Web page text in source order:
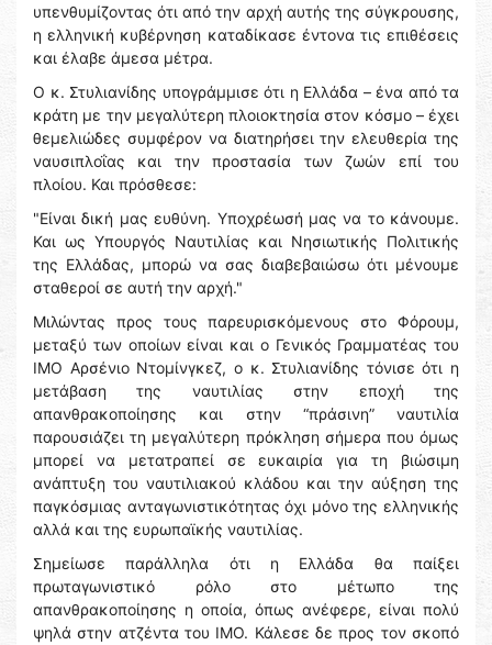
υπενθυμίζοντας ότι από την αρχή αυτής της σύγκρουσης,
η ελληνική κυβέρνηση καταδίκασε έντονα τις επιθέσεις
και έλαβε άμεσα μέτρα.
Ο κ. Στυλιανίδης υπογράμμισε ότι η Ελλάδα – ένα από τα
κράτη με την μεγαλύτερη πλοιοκτησία στον κόσμο – έχει
θεμελιώδες συμφέρον να διατηρήσει την ελευθερία της
ναυσιπλοΐας και την προστασία των ζωών επί του
πλοίου. Και πρόσθεσε:
"Είναι δική μας ευθύνη. Υποχρέωσή μας να το κάνουμε.
Και ως Υπουργός Ναυτιλίας και Νησιωτικής Πολιτικής
της Ελλάδας, μπορώ να σας διαβεβαιώσω ότι μένουμε
σταθεροί σε αυτή την αρχή."
Μιλώντας προς τους παρευρισκόμενους στο Φόρουμ,
μεταξύ των οποίων είναι και ο Γενικός Γραμματέας του
ΙΜΟ Αρσένιο Ντομίνγκεζ, ο κ. Στυλιανίδης τόνισε ότι η
μετάβαση της ναυτιλίας στην εποχή της
απανθρακοποίησης και στην “πράσινη” ναυτιλία
παρουσιάζει τη μεγαλύτερη πρόκληση σήμερα που όμως
μπορεί να μετατραπεί σε ευκαιρία για τη βιώσιμη
ανάπτυξη του ναυτιλιακού κλάδου και την αύξηση της
παγκόσμιας ανταγωνιστικότητας όχι μόνο της ελληνικής
αλλά και της ευρωπαϊκής ναυτιλίας.
Σημείωσε παράλληλα ότι η Ελλάδα θα παίξει
πρωταγωνιστικό ρόλο στο μέτωπο της
απανθρακοποίησης η οποία, όπως ανέφερε, είναι πολύ
ψηλά στην ατζέντα του ΙΜΟ. Κάλεσε δε προς τον σκοπό